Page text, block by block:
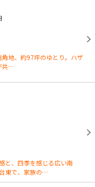
角地、約97坪のゆとり。ハザ
共…
と、四季を感じる広い南
東で、家族の…